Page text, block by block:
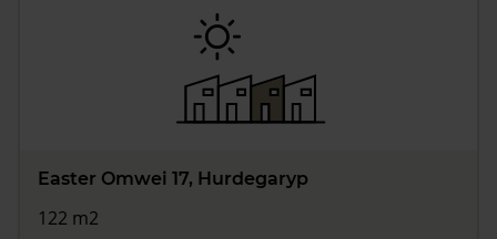
Easter Omwei 17, Hurdegaryp
122 m2